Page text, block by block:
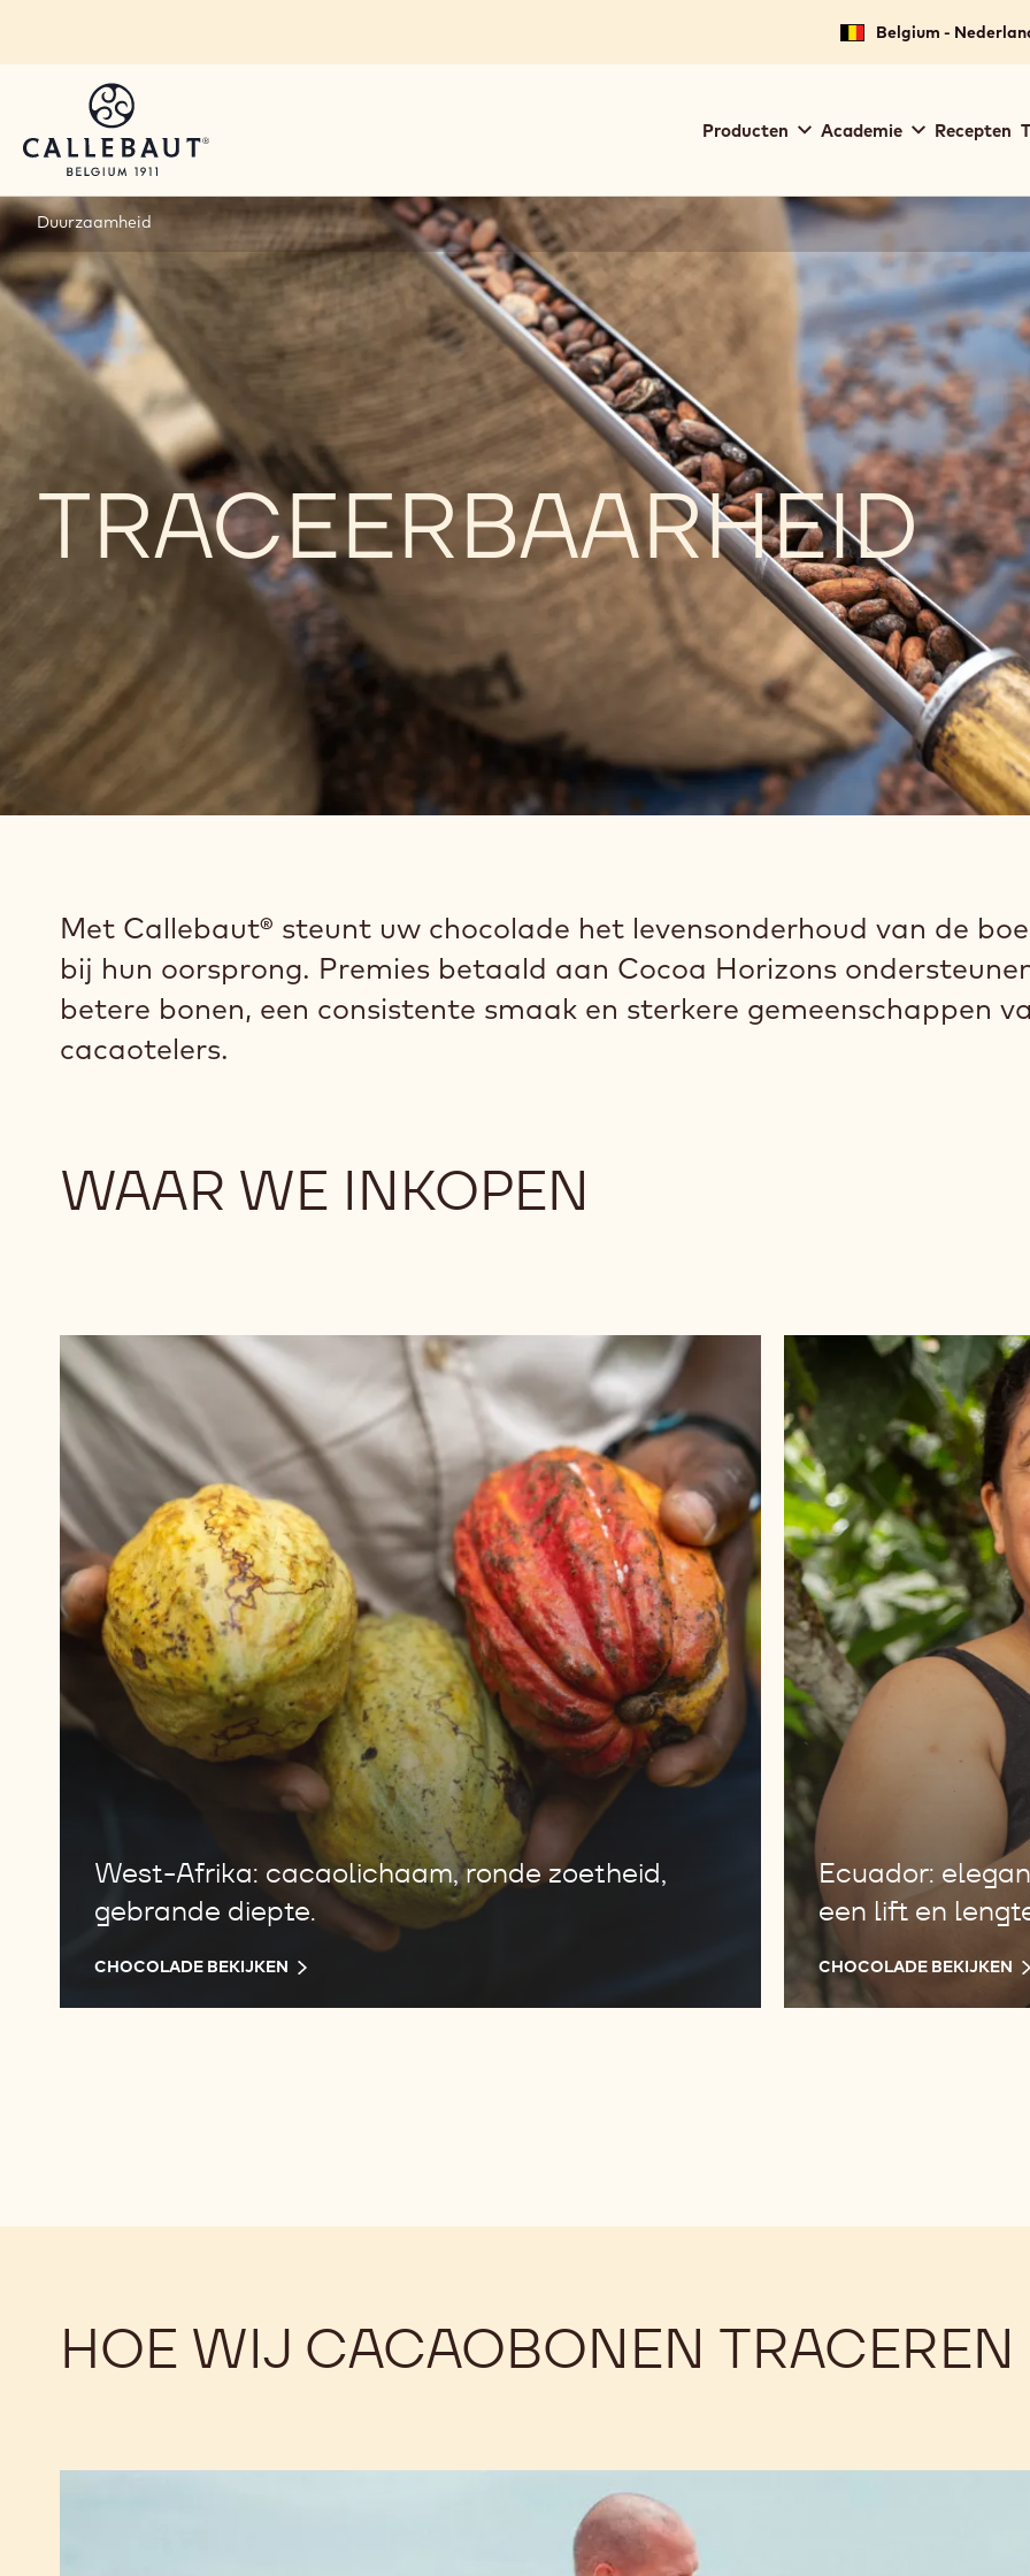
Belgium -
navigation
Producten Academie Recepten
Duurzaamheid
TRACEERBAARHEID
Met Callebaut® steunt uw chocolade het levensonderhoud van de
bij hun oorsprong. Premies betaald aan Cocoa Horizons
betere bonen, een consistente smaak en sterkere gemeenschappen
cacaotelers.
WAAR WE INKOPEN
West-Afrika: cacaolichaam, ronde zoetheid,
gebrande diepte.
CHOCOLADE BEKIJKEN
Chocolade
bekijken
Ecuador:
een lift en
CHOCOLADE BEKIJKEN
Chocolade
bekijken
HOE WIJ CACAOBONEN TRACEREN